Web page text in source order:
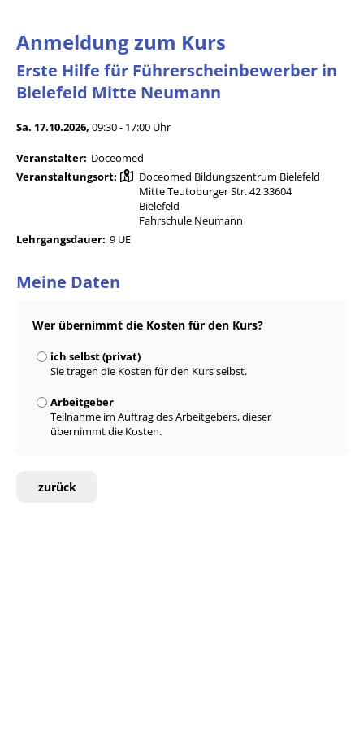
Anmeldung zum Kurs
Erste Hilfe für Führerscheinbewerber in
Bielefeld Mitte Neumann
Sa. 17.10.2026, 09:30 - 17:00 Uhr
Veranstalter: Doceomed
Veranstaltungsort:
Doceomed Bildungszentrum Bielefeld
Mitte Teutoburger Str. 42 33604
Bielefeld
Fahrschule Neumann
Lehrgangsdauer: 9 UE
Meine Daten
Wer übernimmt die Kosten für den Kurs?
ich selbst (privat)
Sie tragen die Kosten für den Kurs selbst.
Arbeitgeber
Teilnahme im Auftrag des Arbeitgebers, dieser
übernimmt die Kosten.
zurück